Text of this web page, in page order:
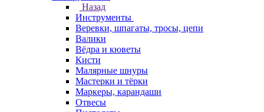
Назад
Инструменты
Веревки, шпагаты, тросы, цепи
Валики
Вёдра и кюветы
Кисти
Малярные шнуры
Мастерки и тёрки
Маркеры, карандаши
Отвесы